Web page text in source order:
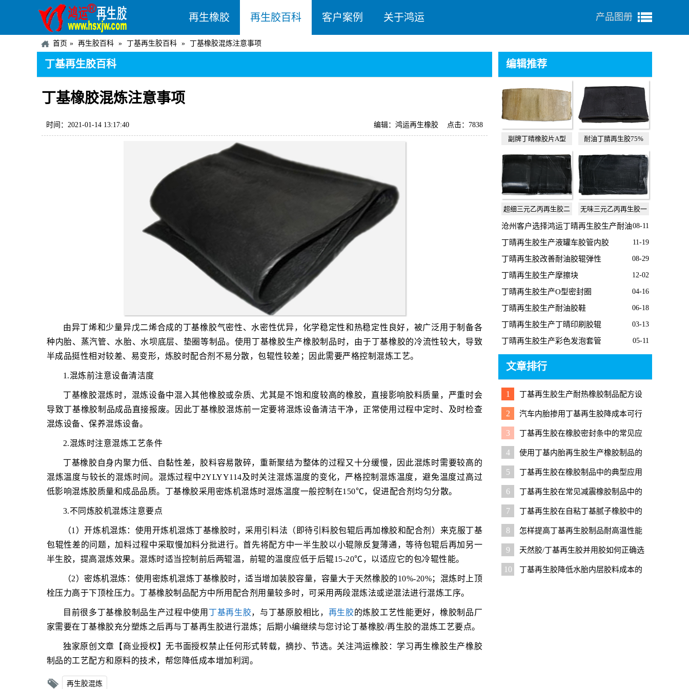
再生橡胶 再生胶百科 客户案例 关于鸿运 产品图册
首页 再生胶百科 丁基再生胶百科 丁基橡胶混炼注意事项
丁基再生胶百科
丁基橡胶混炼注意事项
时间：2021-01-14 13:17:40 点击：7838
编辑：鸿运再生橡胶
由异丁烯和少量异戊二烯合成的丁基橡胶气密性、水密性优异，化学稳定性和热稳定性良好，被广泛用于制备各
种内胎、蒸汽管、水胎、水坝底层、垫圈等制品。使用丁基橡胶生产橡胶制品时，由于丁基橡胶的冷流性较大，导致
半成品挺性相对较差、易变形，炼胶时配合剂不易分散，包辊性较差；因此需要严格控制混炼工艺。
1.混炼前注意设备清洁度
丁基橡胶混炼时，混炼设备中混入其他橡胶或杂质、尤其是不饱和度较高的橡胶，直接影响胶料质量，严重时会
导致丁基橡胶制品成品直接报废。因此丁基橡胶混炼前一定要将混炼设备清洁干净，正常使用过程中定时、及时检查
混炼设备、保养混炼设备。
2.混炼时注意混炼工艺条件
丁基橡胶自身内聚力低、自黏性差，胶料容易散碎，重新聚结为整体的过程又十分缓慢，因此混炼时需要较高的
混炼温度与较长的混炼时间。混炼过程中2YLYY114及时关注混炼温度的变化，严格控制混炼温度，避免温度过高过
低影响混炼胶质量和成品品质。丁基橡胶采用密炼机混炼时混炼温度一般控制在150℃，促进配合剂均匀分散。
3.不同炼胶机混炼注意要点
（1）开炼机混炼：使用开炼机混炼丁基橡胶时，采用引料法（即待引料胶包辊后再加橡胶和配合剂）来克服丁基
包辊性差的问题，加料过程中采取慢加料分批进行。首先将配方中一半生胶以小辊隙反复薄通，等待包辊后再加另一
半生胶，提高混炼效果。混炼时适当控制前后两辊温，前辊的温度应低于后辊15-20℃，以适应它的包冷辊性能。
（2）密炼机混炼：使用密炼机混炼丁基橡胶时，适当增加装胶容量，容量大于天然橡胶的10%-20%；混炼时上顶
栓压力高于下顶栓压力。丁基橡胶制品配方中所用配合剂用量较多时，可采用两段混炼法或逆混法进行混炼工序。
目前很多丁基橡胶制品生产过程中使用 丁基再生胶，与丁基原胶相比， 再生胶的炼胶工艺性能更好，橡胶制品厂
家需要在丁基橡胶充分塑炼之后再与丁基再生胶进行混炼；后期小编继续与您讨论丁基橡胶/再生胶的混炼工艺要点。
独家原创文章【商业授权】无书面授权禁止任何形式转载，摘抄、节选。关注鸿运橡胶：学习再生橡胶生产橡胶
制品的工艺配方和原料的技术，帮您降低成本增加利润。
再生胶混炼
编辑推荐
副牌丁晴橡胶片A型 耐油丁腈再生胶75%
超细三元乙丙再生胶二
级
无味三元乙丙再生胶一
级
08-11
沧州客户选择鸿运丁晴再生胶生产耐油
胶板的经过
11-19
丁晴再生胶生产液罐车胶管内胶
08-29
丁晴再生胶改善耐油胶辊弹性
12-02
丁晴再生胶生产摩擦块
04-16
丁晴再生胶生产O型密封圈
06-18
丁晴再生胶生产耐油胶鞋
03-13
丁晴再生胶生产丁晴印刷胶辊
05-11
丁晴再生胶生产彩色发泡套管
文章排行
1
丁基再生胶生产耐热橡胶制品配方设
计要点
2
汽车内胎掺用丁基再生胶降成本可行
性分析
3
丁基再生胶在橡胶密封条中的常见应
用与注意要点
4
使用丁基内胎再生胶生产橡胶制品的
注意事项
5 丁基再生胶在橡胶制品中的典型应用
6
丁基再生胶在常见减震橡胶制品中的
应用技巧
7
丁基再生胶在自粘丁基腻子橡胶中的
应用技巧
8 怎样提高丁基再生胶制品耐高温性能
9
天然胶/丁基再生胶并用胶如何正确选
择橡胶助剂
10
丁基再生胶降低水胎内层胶料成本的